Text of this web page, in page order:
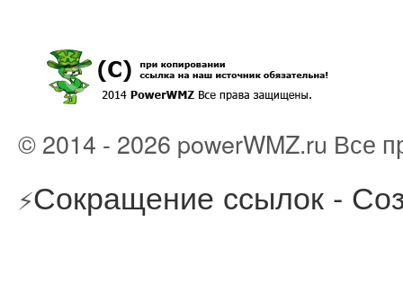
© 2014 - 2026 powerWMZ.ru Все
⚡Сокращение ссылок -